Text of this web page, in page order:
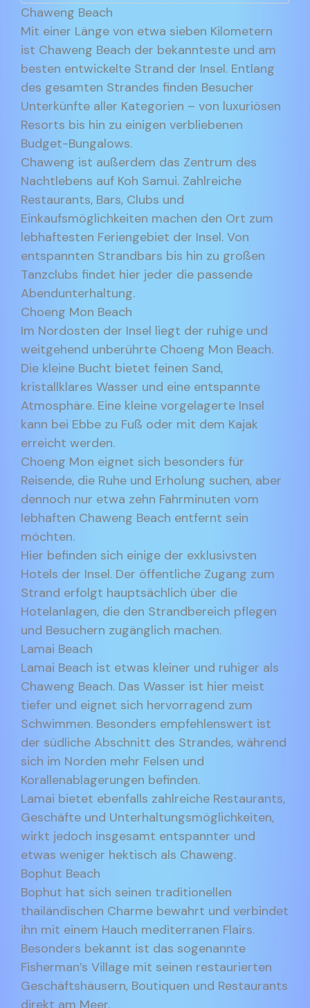
Chaweng Beach
Mit einer Länge von etwa sieben Kilometern
ist Chaweng Beach der bekannteste und am
besten entwickelte Strand der Insel. Entlang
des gesamten Strandes finden Besucher
Unterkünfte aller Kategorien – von luxuriösen
Resorts bis hin zu einigen verbliebenen
Budget-Bungalows.
Chaweng ist außerdem das Zentrum des
Nachtlebens auf Koh Samui. Zahlreiche
Restaurants, Bars, Clubs und
Einkaufsmöglichkeiten machen den Ort zum
lebhaftesten Feriengebiet der Insel. Von
entspannten Strandbars bis hin zu großen
Tanzclubs findet hier jeder die passende
Abendunterhaltung.
Choeng Mon Beach
Im Nordosten der Insel liegt der ruhige und
weitgehend unberührte Choeng Mon Beach.
Die kleine Bucht bietet feinen Sand,
kristallklares Wasser und eine entspannte
Atmosphäre. Eine kleine vorgelagerte Insel
kann bei Ebbe zu Fuß oder mit dem Kajak
erreicht werden.
Choeng Mon eignet sich besonders für
Reisende, die Ruhe und Erholung suchen, aber
dennoch nur etwa zehn Fahrminuten vom
lebhaften Chaweng Beach entfernt sein
möchten.
Hier befinden sich einige der exklusivsten
Hotels der Insel. Der öffentliche Zugang zum
Strand erfolgt hauptsächlich über die
Hotelanlagen, die den Strandbereich pflegen
und Besuchern zugänglich machen.
Lamai Beach
Lamai Beach ist etwas kleiner und ruhiger als
Chaweng Beach. Das Wasser ist hier meist
tiefer und eignet sich hervorragend zum
Schwimmen. Besonders empfehlenswert ist
der südliche Abschnitt des Strandes, während
sich im Norden mehr Felsen und
Korallenablagerungen befinden.
Lamai bietet ebenfalls zahlreiche Restaurants,
Geschäfte und Unterhaltungsmöglichkeiten,
wirkt jedoch insgesamt entspannter und
etwas weniger hektisch als Chaweng.
Bophut Beach
Bophut hat sich seinen traditionellen
thailändischen Charme bewahrt und verbindet
ihn mit einem Hauch mediterranen Flairs.
Besonders bekannt ist das sogenannte
Fisherman’s Village mit seinen restaurierten
Geschäftshäusern, Boutiquen und Restaurants
direkt am Meer.